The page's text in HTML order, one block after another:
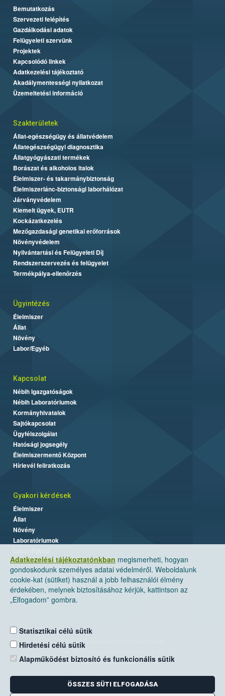
Adatkezelési tájékoztatónkban megismerheti, hogyan
gondoskodunk személyes adatai védelméről. Weboldalunk
cookie-kat (sütiket) használ a jobb felhasználói élmény
érdekében, melynek biztosításához kérjük, kattintson az
„Elfogadom” gombra.
Statisztikai célú sütik
Hirdetési célú sütik
Alapműködést biztosító és funkcionális sütik
ÖSSZES SÜTI ELFOGADÁSA
Bemutatkozás
Szervezeti felépítés
Gazdálkodási adatok
Felügyeleti szervünk
Projektek
Kapcsolódó linkek
Adatkezelési tájékoztató
Akadálymentességi nyilatkozat
Üzemeltetési információ
Szakterületek
Állat-egészségügy és állatvédelem
Állategészségügyi diagnosztika
Állatgyógyászati termékek
Borászat és alkoholos italok
Élelmiszer- és takarmánybiztonság
Élelmiszerlánc-biztonsági laborhálózat
Járványvédelem
Kiemelt ügyek, EUTR
Kockázatkezelés
Mezőgazdasági genetikai erőforrások
Növényvédelem
Nyilvántartási és Felügyeleti Díj
Rendszerszervezés és felügyelet
Termékpálya-ellenőrzés
Ügyintézés
Élelmiszer
Állat
Növény
Labor/Egyéb
Kapcsolat
Nébih Igazgatóságok
Nébih Laboratóriumok
Kormányhivatalok
Sajtókapcsolat
Ügyfélszolgálat
Hatósági jogsegély
Élelmiszermentő Központ
Hírlevél feliratkozás
Gyakori kérdések
Élelmiszer
Állat
Növény
Laboratóriumok
Nemzeti Élelmiszerlánc-biztonsági Hivatal
Levelezési cím: 1525 Budapest. Pf. 30.
E-mail:ugyfelszolgalat@nebih.gov.hu